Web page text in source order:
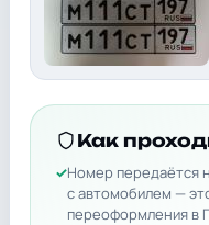
Как
Номер передаётся
с автомобилем —
переоформления в